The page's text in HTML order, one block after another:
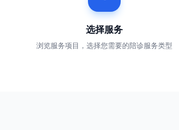
选择服务
浏览服务项目，选择您需要的陪诊服务类型